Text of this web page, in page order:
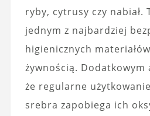
ryby, cytrusy czy nabiał.
jednym z najbardziej
higienicznych
żywnością.
że regularne
srebra zapobiega ich